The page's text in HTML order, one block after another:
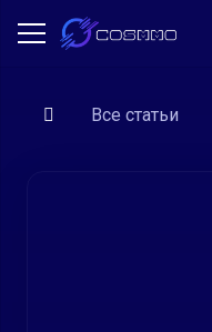
Все статьи